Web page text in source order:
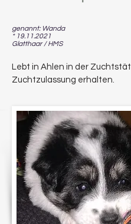
genannt: Wanda
* 19.11.2021
Glatthaar / HMS
Lebt in Ahlen in der
Zuchtzulassung erhalten.